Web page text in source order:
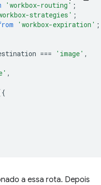
'workbox-routing' ;
strategies' ;
'workbox-expiration' ;
=== 'image' ,
,
a essa rota. Depois